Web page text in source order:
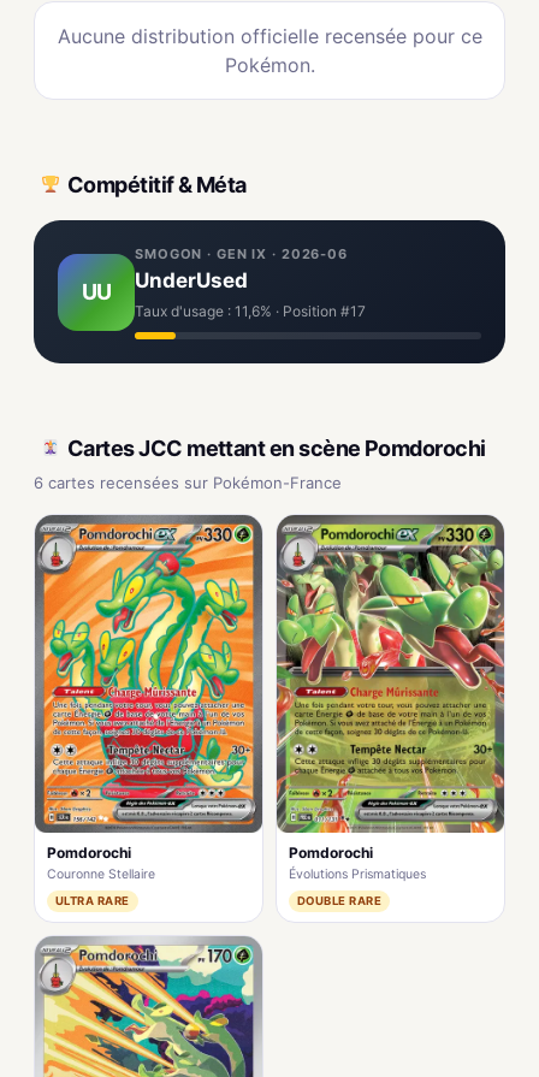
Aucune distribution officielle recensée pour ce
Pokémon.
Compétitif & Méta
UU
SMOGON · GEN IX · 2026-06
UnderUsed
Taux d'usage : 11,6% · Position #17
Cartes JCC mettant en scène Pomdorochi
6 cartes recensées sur Pokémon-France
Pomdorochi
Couronne Stellaire
ULTRA RARE
Pomdorochi
Évolutions Prismatiques
DOUBLE RARE